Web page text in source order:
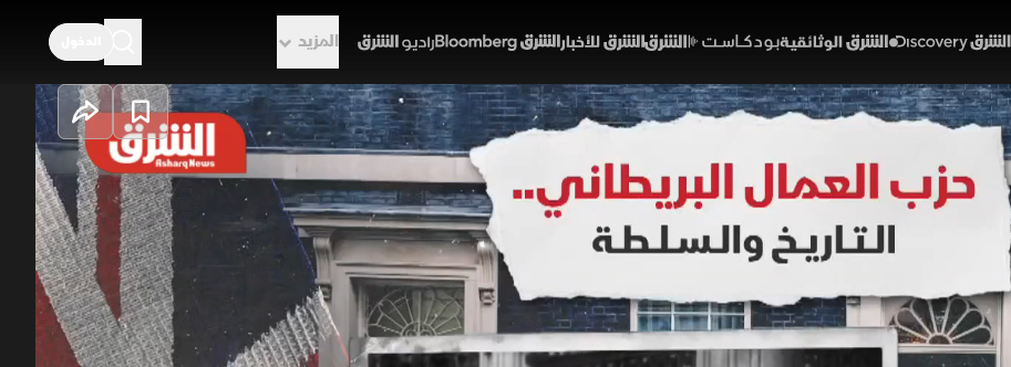
المزيد
البريطاني.. التاريخ والسلطة
أخبار
الشرق
تأسس حزب العمال البريطاني عام 1900 ممثلا للطبقة العاملة، وشكل أولى حكوماته عام 1924. رغم التحديات
والأزمات الاقتصادية، حقق الحزب فوزا تاريخيا عام 1945 بقيادة "كليمنت أتلي". قدم الحزب إصلاحات جذرية
بريطانيا الحديث، شملت تأسيس نظام الرعاية الصحية، وضع حد أدنى للأجور، وإلغاء عقوبة الإعدام
الإخبارية (ملحق) تقارير الشرق حزب العمال البريطاني بريطانيا